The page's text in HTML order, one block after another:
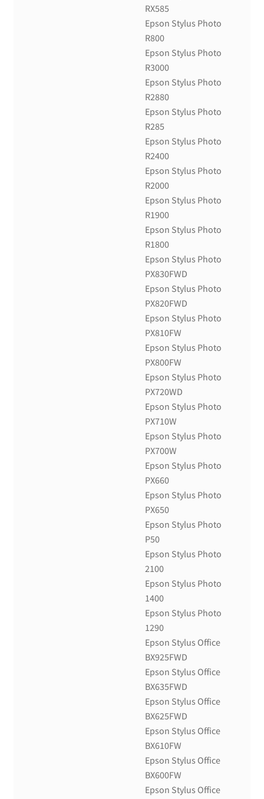
RX585
Epson Stylus Photo
R800
Epson Stylus Photo
R3000
Epson Stylus Photo
R2880
Epson Stylus Photo
R285
Epson Stylus Photo
R2400
Epson Stylus Photo
R2000
Epson Stylus Photo
R1900
Epson Stylus Photo
R1800
Epson Stylus Photo
PX830FWD
Epson Stylus Photo
PX820FWD
Epson Stylus Photo
PX810FW
Epson Stylus Photo
PX800FW
Epson Stylus Photo
PX720WD
Epson Stylus Photo
PX710W
Epson Stylus Photo
PX700W
Epson Stylus Photo
PX660
Epson Stylus Photo
PX650
Epson Stylus Photo
P50
Epson Stylus Photo
2100
Epson Stylus Photo
1400
Epson Stylus Photo
1290
Epson Stylus Office
BX925FWD
Epson Stylus Office
BX635FWD
Epson Stylus Office
BX625FWD
Epson Stylus Office
BX610FW
Epson Stylus Office
BX600FW
Epson Stylus Office